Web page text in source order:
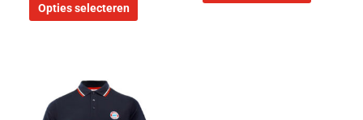
Opties selecteren
heeft